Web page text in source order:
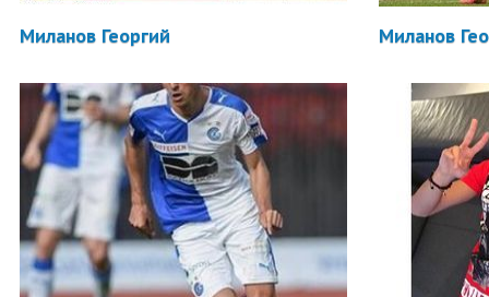
Миланов Георгий Миланов